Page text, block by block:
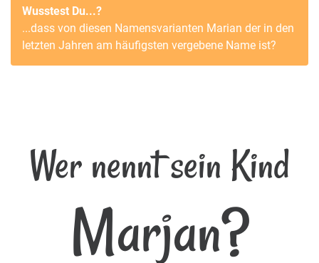
Wusstest Du...?
...dass von diesen Namensvarianten Marian der in den
letzten Jahren am häufigsten vergebene Name ist?
Wer nennt sein Kind
Marjan?